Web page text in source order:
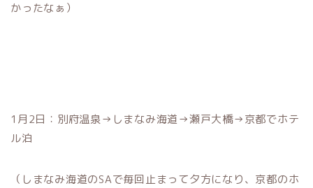
かったなぁ）
1月2日：別府温泉→しまなみ海道→瀬戸大橋→京都でホテ
ル泊
（しまなみ海道のSAで毎回止まって夕方になり、京都のホ